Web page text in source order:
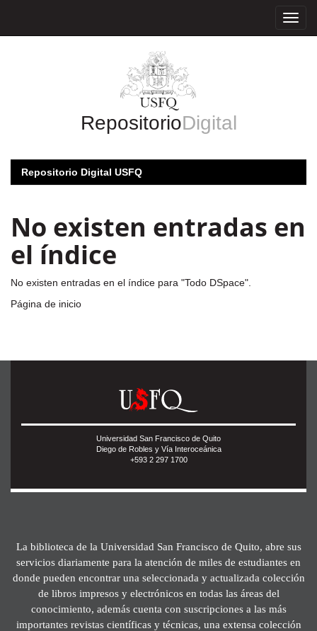
RepositorioDigital
Repositorio Digital USFQ
No existen entradas en
el índice
No existen entradas en el índice para "Todo DSpace".
Página de inicio
Universidad San Francisco de Quito
Diego de Robles y Vía Interoceánica
+593 2 297 1700
La biblioteca de la Universidad San Francisco de Quito, abre sus
servicios diariamente para la atención de miles de estudiantes en
donde pueden encontrar una seleccionada y actualizada colección
de libros impresos y electrónicos en todas las áreas del
conocimiento, además cuenta con suscripciones a las más
importantes revistas científicas y técnicas, una extensa colección